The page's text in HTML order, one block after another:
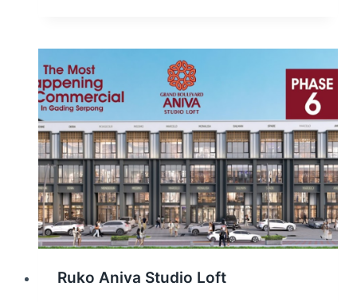
Ruko Aniva Studio Loft